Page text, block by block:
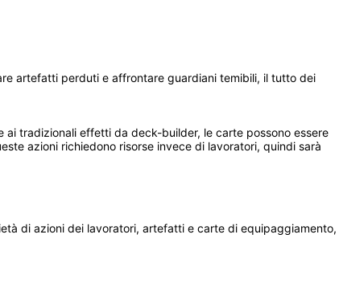
artefatti perduti e affrontare guardiani temibili, il tutto dei
tradizionali effetti da deck-builder, le carte possono essere
azioni richiedono risorse invece di lavoratori, quindi sarà
di azioni dei lavoratori, artefatti e carte di equipaggiamento,